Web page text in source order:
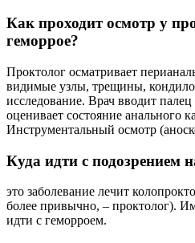
Как проходит осмотр у
геморрое?
Проктолог осматривает
видимые узлы, трещины,
исследование. Врач вводит палец
оценивает состояние анального
Инструментальный осмотр
Куда идти с подозрением
это заболевание лечит
более привычно, – проктолог).
идти с геморроем.